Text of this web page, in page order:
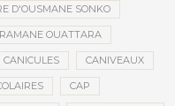
D'OUSMANE SONKO
OUATTARA
CANICULES CANIVEAUX
CAP